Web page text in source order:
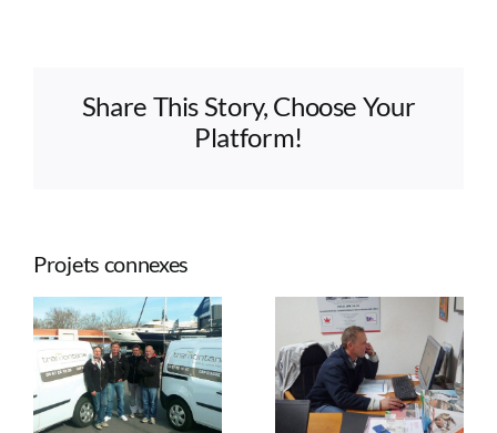
Share This Story, Choose Your
Platform!
Projets connexes